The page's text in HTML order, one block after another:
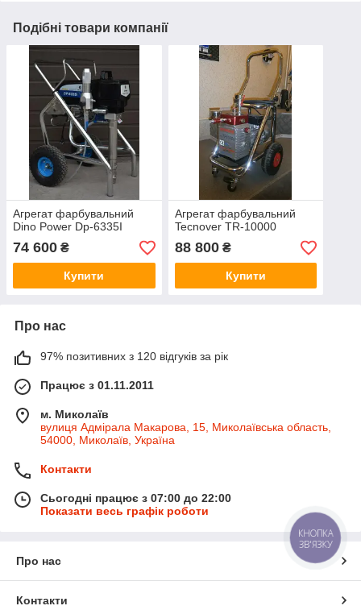
Подібні товари компанії
Агрегат фарбувальний
Dino Power Dp-6335I
74 600 ₴
Купити
Агрегат фарбувальний
Tecnover TR-10000
88 800₴
Купити
Про нас
97% позитивних з 120 відгуків за рік
Працює з 01.11.2011
м. Миколаїв
вулиця Адмірала Макарова, 15, Миколаївська область,
54000, Миколаїв, Україна
Контакти
Сьогодні працює з 07:00 до 22:00
Показати весь графік роботи
Про нас
Контакти
КНОПКА
ЗВ'ЯЗКУ